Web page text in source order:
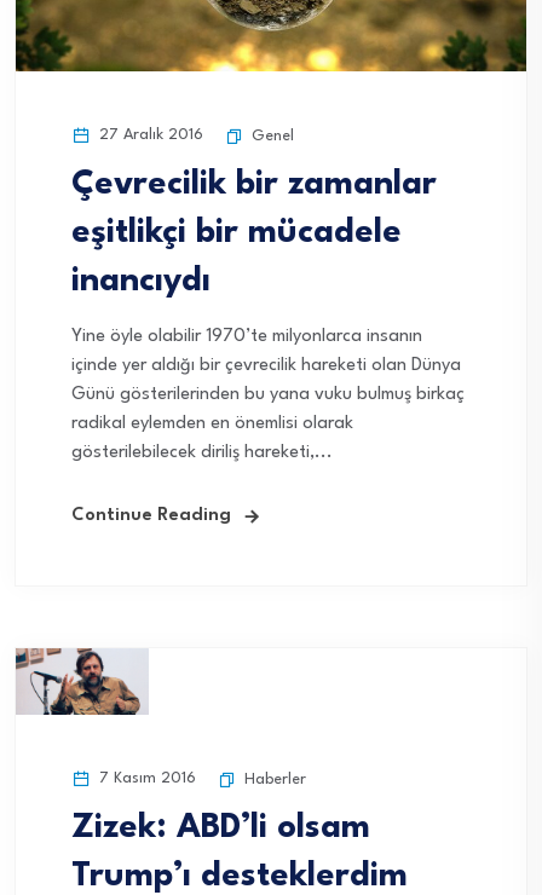
27 Aralık 2016 Genel
Çevrecilik bir zamanlar
eşitlikçi bir mücadele
inancıydı
Yine öyle olabilir 1970’te milyonlarca insanın
içinde yer aldığı bir çevrecilik hareketi olan Dünya
Günü gösterilerinden bu yana vuku bulmuş birkaç
radikal eylemden en önemlisi olarak
gösterilebilecek diriliş hareketi,...
Continue Reading
7 Kasım 2016 Haberler
Zizek: ABD’li olsam
Trump’ı desteklerdim